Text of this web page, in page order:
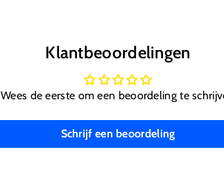
Klantbeoordelingen
Wees de eerste om een beoordeling te
Schrijf een beoordeling